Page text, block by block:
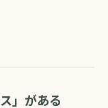
」がある